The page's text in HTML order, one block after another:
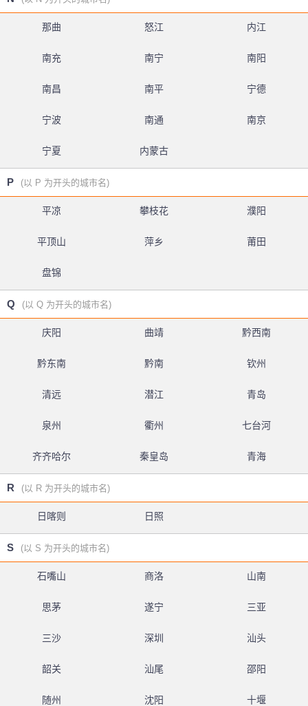
那曲 怒江 内江
南充 南宁 南阳
南昌 南平 宁德
宁波 南通 南京
宁夏 内蒙古
P (以 P 为开头的城市名)
平凉 攀枝花 濮阳
平顶山 萍乡 莆田
盘锦
Q (以 Q 为开头的城市名)
庆阳 曲靖 黔西南
黔东南 黔南 钦州
清远 潜江 青岛
泉州 衢州 七台河
齐齐哈尔 秦皇岛 青海
R (以 R 为开头的城市名)
日喀则 日照
S (以 S 为开头的城市名)
石嘴山 商洛 山南
思茅 遂宁 三亚
三沙 深圳 汕头
韶关 汕尾 邵阳
随州 沈阳 十堰